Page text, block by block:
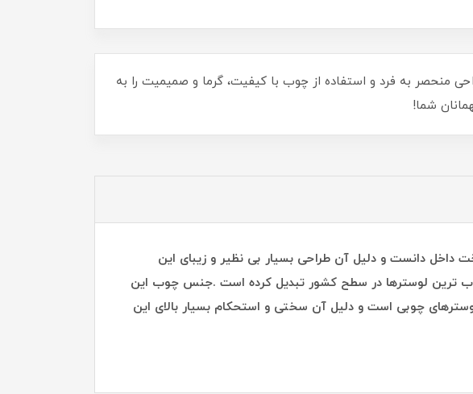
با طراحی منحصر به فرد و استفاده از چوب با کیفیت، گرما و صمیمیت را به
شما!
چوبی ساخت داخل دانست و دلیل آن طراحی بسیار بی نظیر و زیبای این
ترین لوسترها در سطح کشور تبدیل کرده است .جنس چوب این
چوبی است و دلیل آن سختی و استحکام بسیار بالای این